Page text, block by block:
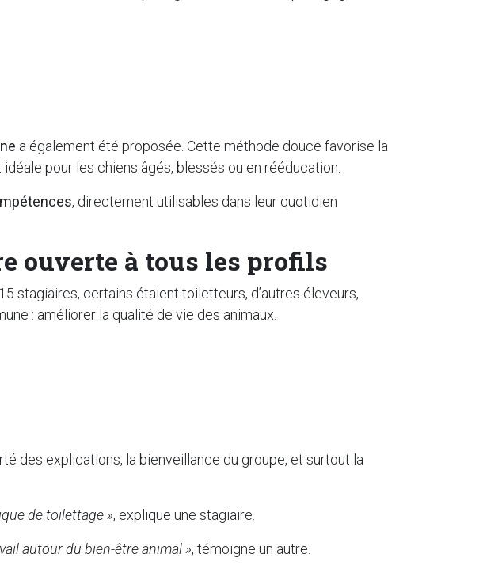
a également été proposée. Cette méthode douce favorise la
pour les chiens âgés, blessés ou en rééducation.
, directement utilisables dans leur quotidien
ouverte à tous les profils
stagiaires, certains étaient toiletteurs, d’autres éleveurs,
: améliorer la qualité de vie des animaux.
des explications, la bienveillance du groupe, et surtout la
de toilettage », explique une stagiaire.
autour du bien-être animal », témoigne un autre.